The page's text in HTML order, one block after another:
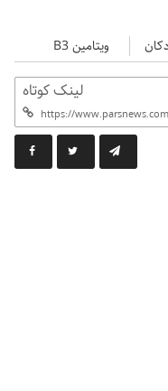
ویتامین B3
لینک کوتاه